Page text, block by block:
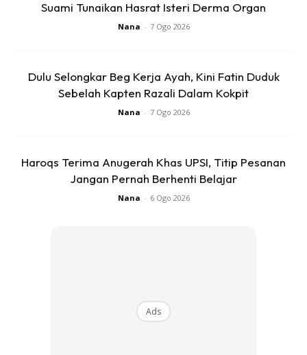
RM14.6
SHOPEE MY
RM24
Suami Tunaikan Hasrat Isteri Derma Organ
Nana - 7 Ogo 2026
Dulu Selongkar Beg Kerja Ayah, Kini Fatin Duduk
Sebelah Kapten Razali Dalam Kokpit
Nana - 7 Ogo 2026
Haroqs Terima Anugerah Khas UPSI, Titip Pesanan
Jangan Pernah Berhenti Belajar
Nana - 6 Ogo 2026
Ads